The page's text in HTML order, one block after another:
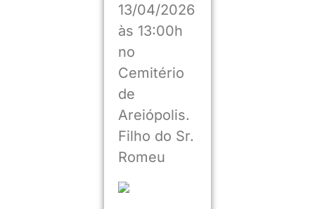
13/04/2026
às 13:00h
no
Cemitério
de
Areiópolis.
Filho do Sr.
Romeu